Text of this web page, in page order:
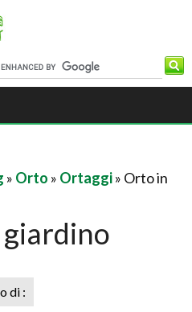
» Orto » Ortaggi» Orto in
di :